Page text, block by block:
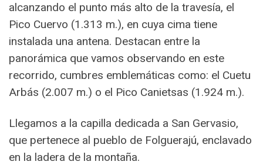
alcanzando el punto más alto de la travesía, el
Pico Cuervo (1.313 m.), en cuya cima tiene
instalada una antena. Destacan entre la
panorámica que vamos observando en este
recorrido, cumbres emblemáticas como: el Cuetu
Arbás (2.007 m.) o el Pico Canietsas (1.924 m.).
Llegamos a la capilla dedicada a San Gervasio,
que pertenece al pueblo de Folguerajú, enclavado
en la ladera de la montaña.